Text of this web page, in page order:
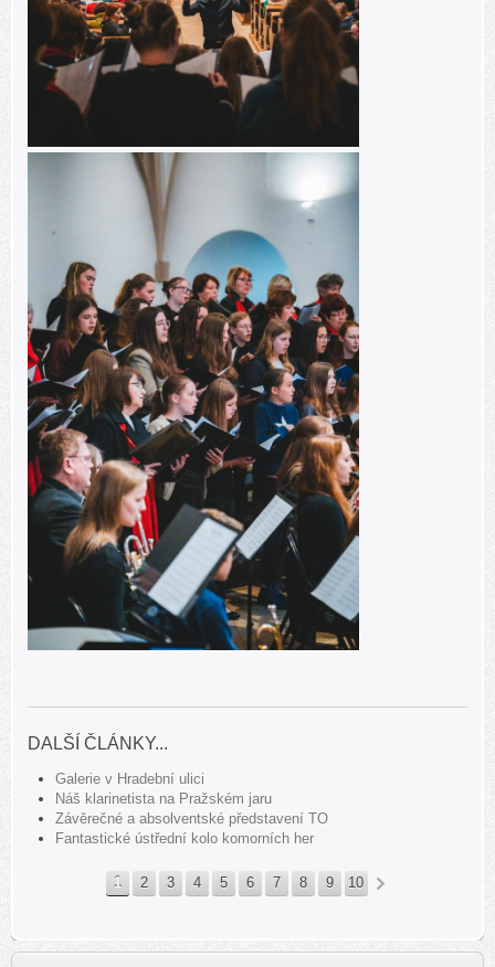
DALŠÍ ČLÁNKY...
Galerie v Hradební ulici
Náš klarinetista na Pražském jaru
Závěrečné a absolventské představení TO
Fantastické ústřední kolo komorních her
1 2 3 4 5 6 7 8 9 10